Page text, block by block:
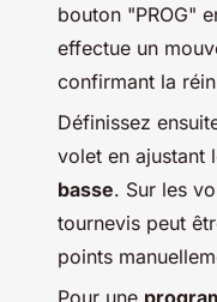
bouton "PROG"
effectue un
confirmant la
Définissez
volet en ajustant
basse. Sur les
tournevis peut
points